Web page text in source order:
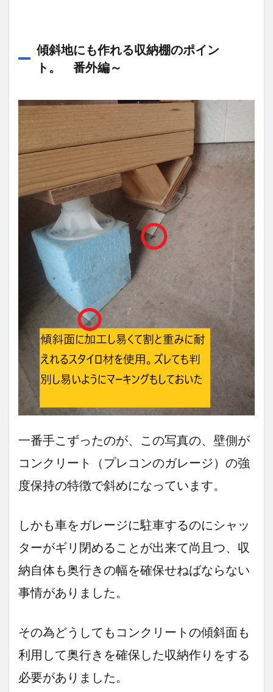
傾斜地にも作れる収納棚のポイン
ト。 番外編～
一番手こずったのが、この写真の、壁側が
コンクリート（プレコンのガレージ）の強
度保持の特徴で斜めになっています。
しかも車をガレージに駐車するのにシャッ
ターがギリ閉めることが出来て尚且つ、収
納自体も奥行きの幅を確保せねばならない
事情がありました。
その為どうしてもコンクリートの傾斜面も
利用して奥行きを確保した収納作りをする
必要がありました。